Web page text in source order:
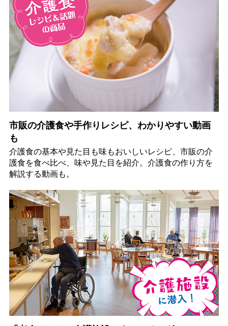
市販の介護食や手作りレシピ、わかりやすい動画
も
介護食の基本や見た目も味もおいしいレシピ、市販の介
護食を食べ比べ、味や見た目を紹介。介護食の作り方を
解説する動画も。